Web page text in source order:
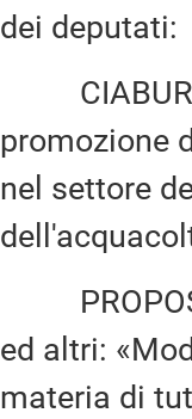
dei deputati:
promozione
nel settore
ed altri:
materia di